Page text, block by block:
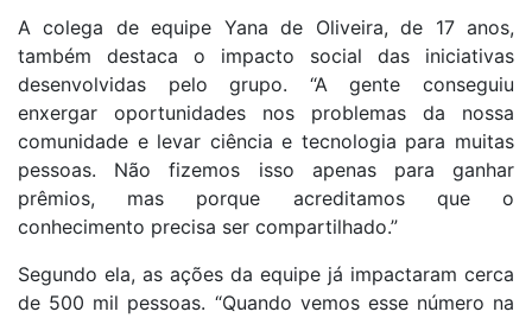
A colega de equipe Yana de Oliveira, de 17 anos,
também destaca o impacto social das iniciativas
desenvolvidas pelo grupo. “A gente conseguiu
enxergar oportunidades nos problemas da nossa
comunidade e levar ciência e tecnologia para muitas
pessoas. Não fizemos isso apenas para ganhar
prêmios, mas porque acreditamos que o
conhecimento precisa ser compartilhado.”
Segundo ela, as ações da equipe já impactaram cerca
de 500 mil pessoas. “Quando vemos esse número na